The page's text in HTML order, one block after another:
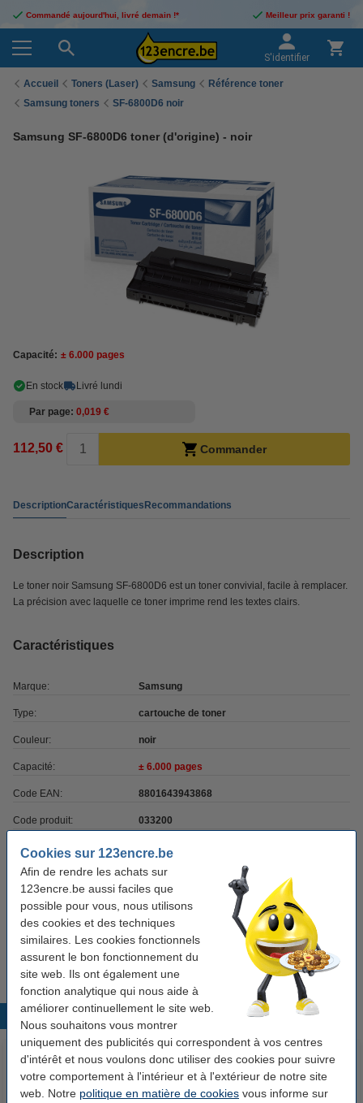
Cookies sur 123encre.be
Afin de rendre les achats sur
123encre.be aussi faciles que
possible pour vous, nous utilisons
des cookies et des techniques
similaires. Les cookies fonctionnels
assurent le bon fonctionnement du
site web. Ils ont également une
fonction analytique qui nous aide à
améliorer continuellement le site web.
Nous souhaitons vous montrer
uniquement des publicités qui correspondent à vos centres
d'intérêt et nous voulons donc utiliser des cookies pour suivre
votre comportement à l'intérieur et à l'extérieur de notre site
web. Notre politique en matière de cookies vous informe sur
Commandé aujourd'hui, livré demain !* Meilleur prix garanti !
S'identifier
Accueil Toners (Laser) Samsung
Référence toner
Samsung toners
SF-6800D6 noir
Samsung SF-6800D6 toner (d'origine) - noir
Capacité: ± 6.000 pages
En stock Livré lundi
Par page 0,019 €
112,50 € Commander
DescriptionCaractéristiquesRecommandations
Description
Le toner noir Samsung SF-6800D6 est un toner convivial, facile à remplacer.
La précision avec laquelle ce toner imprime rend les textes clairs.
Caractéristiques
Marque: Samsung
Type: cartouche de toner
Couleur: noir
Capacité: ± 6.000 pages
Code EAN: 8801643943868
Code produit: 033200
Code: SF-6800D6/ELS
Bon plan : commandez également du papier
123encre papier d'impression 1 boîte de 2500
feuilles A4 - 80 g/m²
33,50 €
Produits populaires